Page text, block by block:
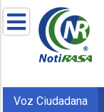
Voz Ciudadana